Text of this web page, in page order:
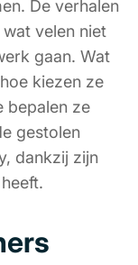
De verhalen
velen niet
gaan. Wat
kiezen ze
bepalen ze
gestolen
dankzij zijn